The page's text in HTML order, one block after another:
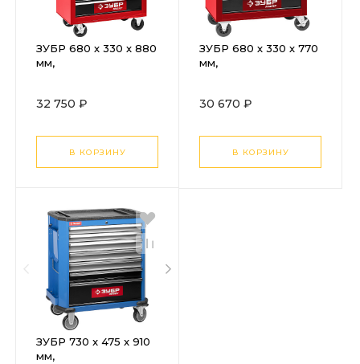
ЗУБР 680 х 330 х 880
мм,
(38905-7)
32 750 ₽
В КОРЗИНУ
ЗУБР 680 х 330 х 770
мм,
(38905-5)
30 670 ₽
В КОРЗИНУ
ЗУБР 730 x 475 x 910
мм,